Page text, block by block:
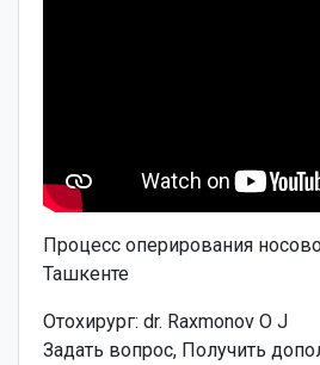
Процесс оперирования
Ташкенте
Отохирург: dr. Raxmonov O J
Задать вопрос, Получить